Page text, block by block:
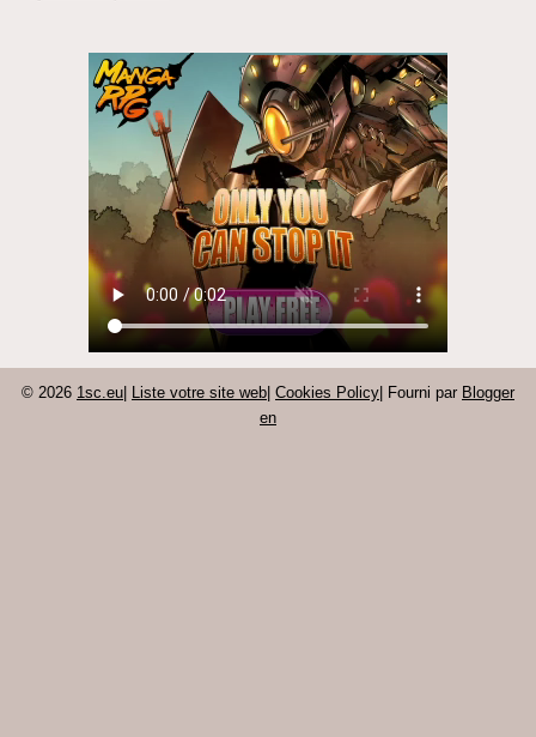
© 2026 1sc.eu Liste votre site web Cookies Policy | Fourni par Blogger
en